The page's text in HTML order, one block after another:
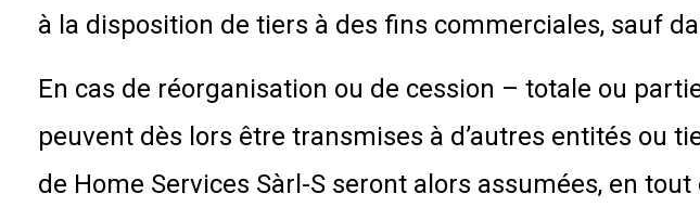
à la disposition de tiers à des fins commerciales, sauf
En cas de réorganisation ou de cession – totale ou
peuvent dès lors être transmises à d’autres entités ou
de Home Services Sàrl-S seront alors assumées, en